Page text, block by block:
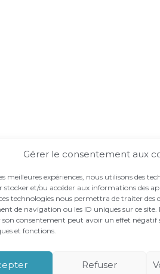
Gérer le consentement aux
meilleures expériences, nous utilisons des
stocker et/ou accéder aux informations des
technologies nous permettra de traiter des
de navigation ou les ID uniques sur ce site.
son consentement peut avoir un effet négatif
et fonctions.
Refuser